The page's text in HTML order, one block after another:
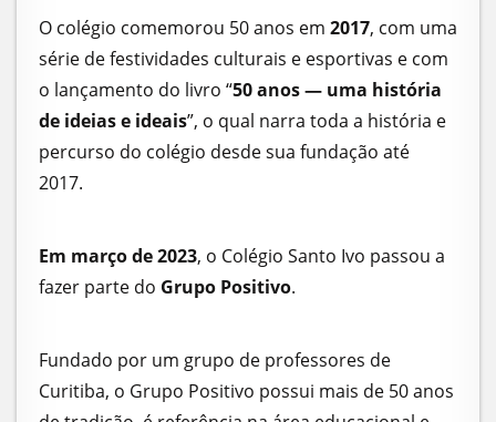
O colégio comemorou 50 anos em 2017, com uma
série de festividades culturais e esportivas e com
o lançamento do livro “50 anos — uma história
de ideias e ideais”, o qual narra toda a história e
percurso do colégio desde sua fundação até
2017.
Em março de 2023, o Colégio Santo Ivo passou a
fazer parte do Grupo Positivo.
Fundado por um grupo de professores de
Curitiba, o Grupo Positivo possui mais de 50 anos